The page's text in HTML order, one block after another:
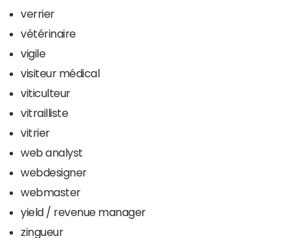
verrier
vétérinaire
vigile
visiteur médical
viticulteur
vitrailliste
vitrier
web analyst
webdesigner
webmaster
yield / revenue manager
zingueur